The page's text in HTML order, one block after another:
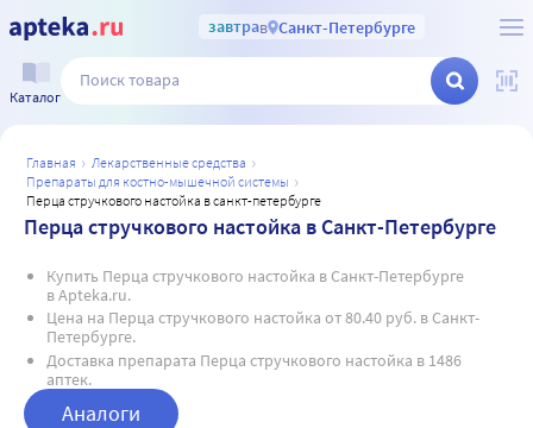
завтрав Санкт-Петербурге
Каталог
главная
лекарственные средства
препараты для костно-мышечной системы
перца стручкового настойка в санкт-петербурге
Перца стручкового настойка в Санкт-Петербурге
Купить Перца стручкового настойка в Санкт-Петербурге
в Apteka.ru.
Цена на Перца стручкового настойка от 80.40 руб. в Санкт-
Петербурге.
Доставка препарата Перца стручкового настойка в 1486
аптек.
Аналоги